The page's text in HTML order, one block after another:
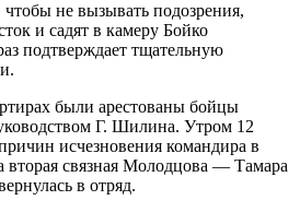
чтобы не вызывать подозрения,
и садят в камеру Бойко
подтверждает тщательную
были арестованы бойцы
Г. Шилина. Утром 12
исчезновения командира в
вторая связная Молодцова — Тамара
в отряд.